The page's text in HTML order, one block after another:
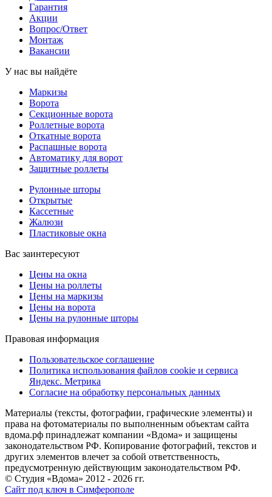
Гарантия
Акции
Вопрос/Ответ
Монтаж
Вакансии
У нас вы найдёте
Маркизы
Ворота
Секционные ворота
Роллетные ворота
Откатные ворота
Распашные ворота
Автоматику для ворот
Защитные роллеты
Рулонные шторы
Открытые
Кассетные
Жалюзи
Пластиковые окна
Вас заинтересуют
Цены на окна
Цены на роллеты
Цены на маркизы
Цены на ворота
Цены на рулонные шторы
Правовая информация
Пользовательское соглашение
Политика использования файлов cookie и сервиса
Яндекс. Метрика
Согласие на обработку персональных данных
Материалы (тексты, фотографии, графические элементы) и
права на фотоматериалы по выполненным объектам сайта
вдома.рф принадлежат компании «Вдома» и защищены
законодательством РФ. Копирование фотографий, текстов и
других элементов влечет за собой ответственность,
предусмотренную действующим законодательством РФ.
© Студия «Вдома» 2012 - 2026 гг.
Сайт под ключ в Симферополе